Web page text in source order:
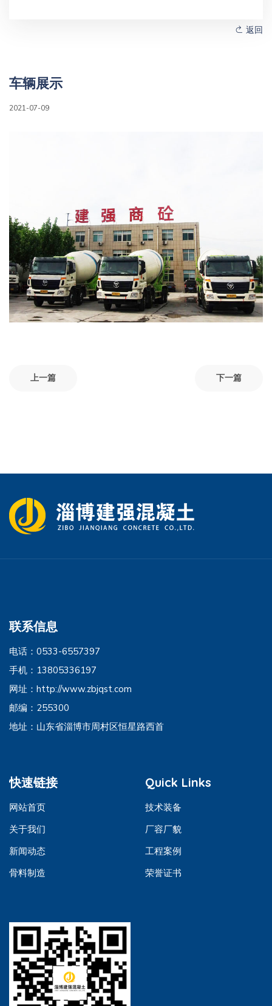
返回
车辆展示
2021-07-09
上一篇 下一篇
联系信息
电话：0533-6557397
手机：13805336197
网址：http://www.zbjqst.com
邮编：255300
地址：山东省淄博市周村区恒星路西首
快速链接
网站首页
关于我们
新闻动态
骨料制造
Quick Links
技术装备
厂容厂貌
工程案例
荣誉证书